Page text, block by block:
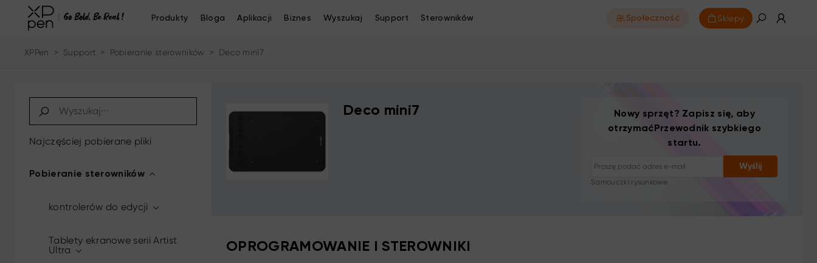
Produkty Bloga Aplikacji Biznes Wyszukaj Support Sterowników Społeczność Sklepy
XPPen > Support > Pobieranie sterowników > Deco mini7
Najczęściej pobierane pliki
Pobieranie sterowników
kontrolerów do edycji
Tablety ekranowe serii Artist
Ultra
Deco mini7
Nowy sprzęt? Zapisz się, aby
otrzymaćPrzewodnik szybkiego
startu.
Wyślij
Rezygnacja z subskrypcji: jednym kliknięciem
Samouczki rysunkowe
Porady i rozwiązywanie problemów
OPROGRAMOWANIE I STEROWNIKI